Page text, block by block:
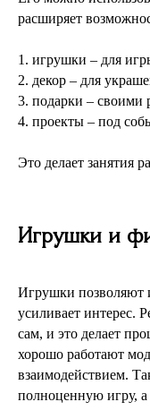
расширяет
1. игрушки – для
2. декор – для
3. подарки – своими
4. проекты – под
Это делает занятия
Игрушки и
Игрушки позволяют
усиливает интерес.
сам, и это делает
хорошо работают
взаимодействием.
полноценную игру, а